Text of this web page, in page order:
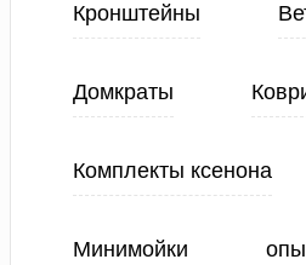
Кронштейны
Домкраты
Комплекты ксенона
Минимойки